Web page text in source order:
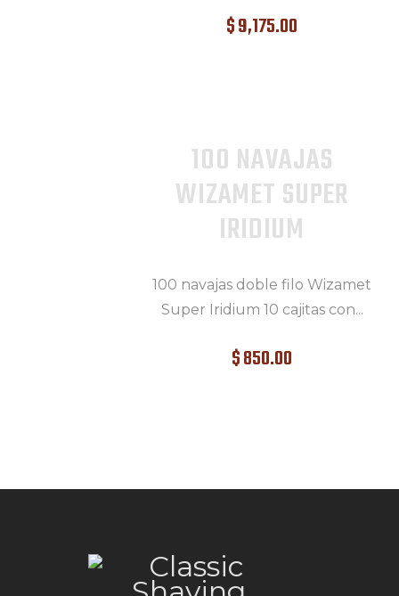
$9,175.00
100 NAVAJAS
WIZAMET SUPER
IRIDIUM
100 navajas doble filo Wizamet
Super Iridium 10 cajitas con...
$850.00